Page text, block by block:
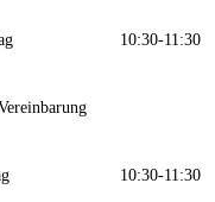
10:30-11:30
10:30-11:30